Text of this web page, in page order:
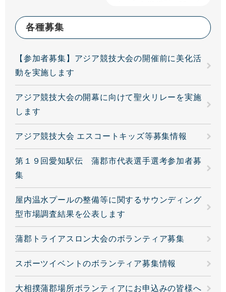
各種募集
【参加者募集】アジア競技大会の開催前に美化活
動を実施します
アジア競技大会の開幕に向けて聖火リレーを実施
します
アジア競技大会 エスコートキッズ等募集情報
第１９回愛知駅伝 蒲郡市代表選手選考参加者募
集
屋内温水プールの整備等に関するサウンディング
型市場調査結果を公表します
蒲郡トライアスロン大会のボランティア募集
スポーツイベントのボランティア募集情報
大相撲蒲郡場所ボランティアにお申込みの皆様へ